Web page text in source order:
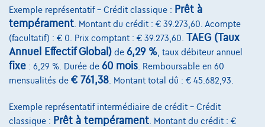
Exemple représentatif – Crédit classique : Prêt à
tempérament . Montant du crédit : € 39.273,60. Acompte
(facultatif) : € 0. Prix comptant : € 39.273,60. TAEG (Taux
Annuel Effectif Global) de 6,29 % , taux débiteur annuel
fixe : 6,29 %. Durée de 60 mois . Remboursable en 60
mensualités de € 761,38 . Montant total dû : € 45.682,93.
Exemple représentatif intermédiaire de crédit – Crédit
classique : Prêt à tempérament . Montant du crédit : €